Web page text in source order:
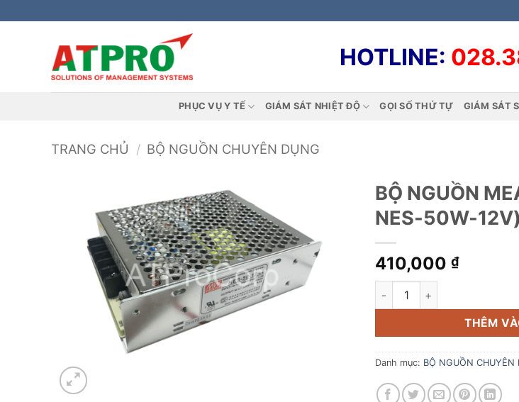
qua
HOTLINE:
PHỤC VỤ Y TẾ GIÁM SÁT NHIỆT ĐỘ GỌI SỐ THỨ TỰ GIÁM SÁT
TRANG CHỦ / BỘ NGUỒN CHUYÊN DỤNG
BỘ NGUỒN
NES-50W-12V)
410,000 ₫
BỘ NGUỒN MEANWELL
THÊM
Danh mục: BỘ NGUỒN CHUYÊN